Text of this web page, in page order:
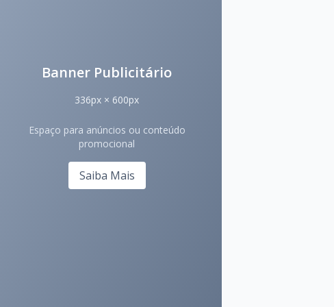
Banner Publicitário
336px × 600px
Espaço para anúncios ou conteúdo
promocional
Saiba Mais